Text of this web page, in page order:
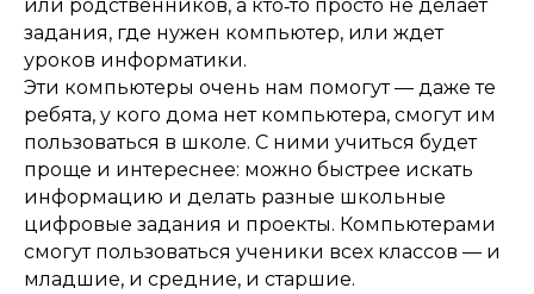
или родственников, а кто‑то просто не делает
задания, где нужен компьютер, или ждет
уроков информатики.
Эти компьютеры очень нам помогут — даже те
ребята, у кого дома нет компьютера, смогут им
пользоваться в школе. С ними учиться будет
проще и интереснее: можно быстрее искать
информацию и делать разные школьные
цифровые задания и проекты. Компьютерами
смогут пользоваться ученики всех классов — и
младшие, и средние, и старшие.